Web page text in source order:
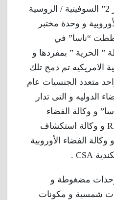
الحريه ” و محطة “مير 2” السوفيتية / الروسية
و وحدة مختبر
خططت “ناسا” في
” الحرية ” بمفردها و
الامريكيه تم دمج تلك
متعدد الجنسيات عام
الدوليه و التى تدار
و وكالة الفضاء
الفيدرالية الروسية RKA و وكالة استكشاف
الفضاء اليابانية JAXA و وكالة الفضاء الأوروبية
مضغوطة و
شمسية و مكونات